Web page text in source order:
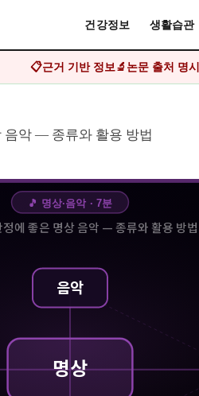
건강정보 생활습관
📋근거 기반 정보🔬 논문 출처 명시
음악 — 종류와 활용 방법
🎵 명상·음악 · 7분
에 좋은 명상 음악 — 종류와 활용 방법
음악
명상